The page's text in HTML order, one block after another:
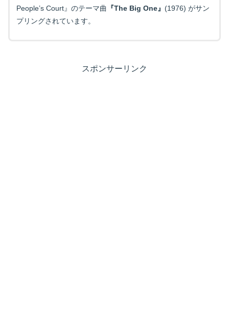
People’s Court』のテーマ曲
『The Big One』 (1976) がサン
プリングされています。
スポンサーリンク